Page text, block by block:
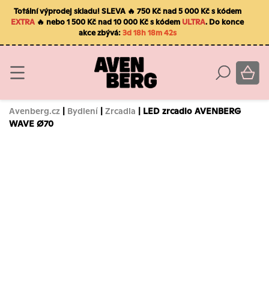
Totální výprodej skladu! SLEVA 🔥 750 Kč nad 5 000 Kč s kódem
EXTRA 🔥 nebo 1 500 Kč nad 10 000 Kč s kódem ULTRA. Do konce
akce zbývá:3d 18h 18m 41s
Avenberg.cz | Bydlení | Zrcadla | LED zrcadlo AVENBERG
WAVE Ø70